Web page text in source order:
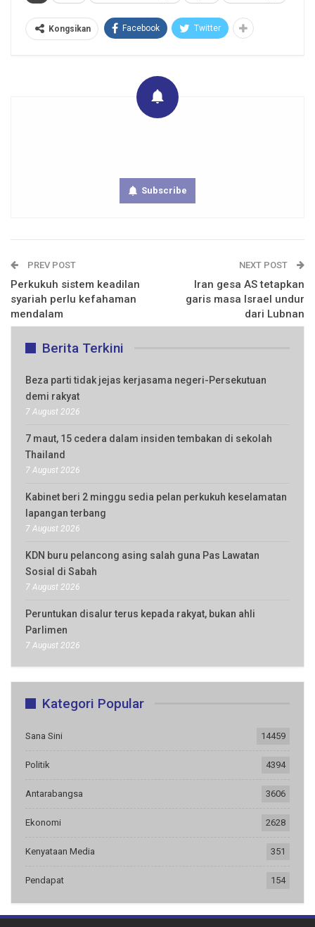
Kongsikan Facebook Twitter
Subscribe
PREV POST
Perkukuh sistem keadilan
syariah perlu kefahaman
mendalam
NEXT POST
Iran gesa AS tetapkan
garis masa Israel undur
dari Lubnan
Berita Terkini
Beza parti tidak jejas kerjasama negeri-Persekutuan
demi rakyat
7 August 2026
7 maut, 15 cedera dalam insiden tembakan di sekolah
Thailand
7 August 2026
Kabinet beri 2 minggu sedia pelan perkukuh keselamatan
lapangan terbang
7 August 2026
KDN buru pelancong asing salah guna Pas Lawatan
Sosial di Sabah
7 August 2026
Peruntukan disalur terus kepada rakyat, bukan ahli
Parlimen
7 August 2026
Kategori Popular
Sana Sini 14459
Politik 4394
Antarabangsa 3606
Ekonomi 2628
Kenyataan Media 351
Pendapat 154